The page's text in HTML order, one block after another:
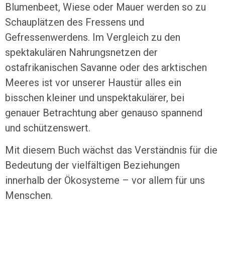
Blumenbeet, Wiese oder Mauer werden so zu
Schauplätzen des Fressens und
Gefressenwerdens. Im Vergleich zu den
spektakulären Nahrungsnetzen der
ostafrikanischen Savanne oder des arktischen
Meeres ist vor unserer Haustür alles ein
bisschen kleiner und unspektakulärer, bei
genauer Betrachtung aber genauso spannend
und schützenswert.
Mit diesem Buch wächst das Verständnis für die
Bedeutung der vielfältigen Beziehungen
innerhalb der Ökosysteme – vor allem für uns
Menschen.